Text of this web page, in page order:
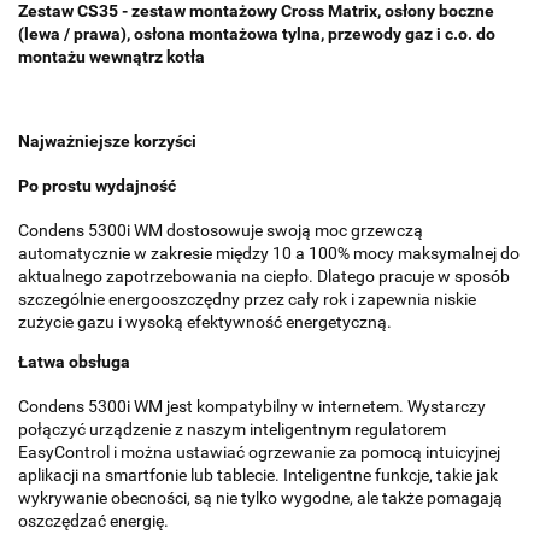
Zestaw CS35 - zestaw montażowy Cross Matrix, osłony boczne
(lewa / prawa), osłona montażowa tylna, przewody gaz i c.o. do
montażu wewnątrz kotła
Najważniejsze korzyści
Po prostu wydajność
Condens 5300i WM dostosowuje swoją moc grzewczą
automatycznie w zakresie między 10 a 100% mocy maksymalnej do
aktualnego zapotrzebowania na ciepło. Dlatego pracuje w sposób
szczególnie energooszczędny przez cały rok i zapewnia niskie
zużycie gazu i wysoką efektywność energetyczną.
Łatwa obsługa
Condens 5300i WM jest kompatybilny w internetem. Wystarczy
połączyć urządzenie z naszym inteligentnym regulatorem
EasyControl i można ustawiać ogrzewanie za pomocą intuicyjnej
aplikacji na smartfonie lub tablecie. Inteligentne funkcje, takie jak
wykrywanie obecności, są nie tylko wygodne, ale także pomagają
oszczędzać energię.